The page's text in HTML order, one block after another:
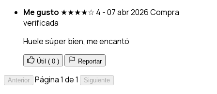
Me gusto ★★★★☆ 4 - 07 abr 2026Compra
verificada
Huele súper bien, me encantó
Útil ( 0 ) Reportar
Anterior Página 1 de 1 Siguiente